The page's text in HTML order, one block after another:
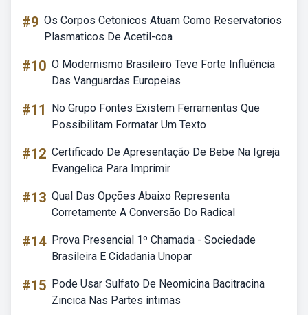
#9 Os Corpos Cetonicos Atuam Como Reservatorios
Plasmaticos De Acetil-coa
#10 O Modernismo Brasileiro Teve Forte Influência
Das Vanguardas Europeias
#11
No Grupo Fontes Existem Ferramentas Que
Possibilitam Formatar Um Texto
#12 Certificado De Apresentação De Bebe Na Igreja
Evangelica Para Imprimir
#13 Qual Das Opções Abaixo Representa
Corretamente A Conversão Do Radical
#14 Prova Presencial 1º Chamada - Sociedade
Brasileira E Cidadania Unopar
#15 Pode Usar Sulfato De Neomicina Bacitracina
Zincica Nas Partes íntimas